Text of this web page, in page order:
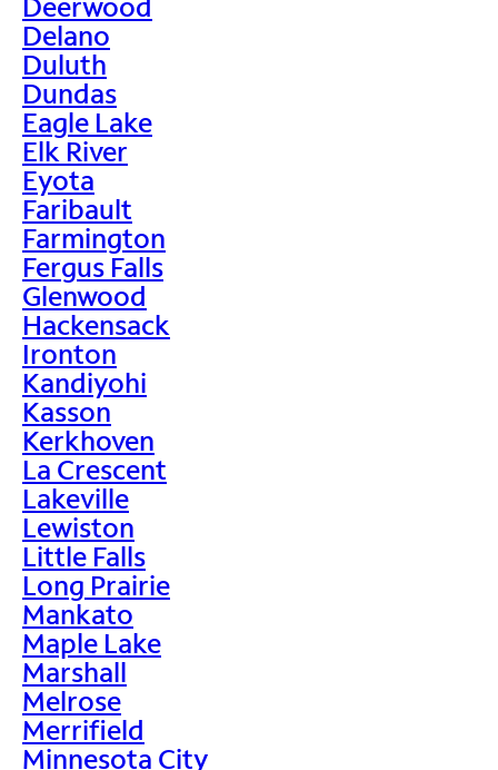
Delano
Duluth
Dundas
Eagle Lake
Elk River
Eyota
Faribault
Farmington
Fergus Falls
Glenwood
Hackensack
Ironton
Kandiyohi
Kasson
Kerkhoven
La Crescent
Lakeville
Lewiston
Little Falls
Long Prairie
Mankato
Maple Lake
Marshall
Melrose
Merrifield
Minnesota City